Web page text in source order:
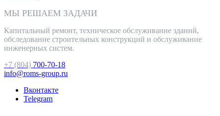
МЫ РЕШАЕМ ЗАДАЧИ
Капитальный ремонт, техническое обслуживание зданий,
обследование строительных конструкций и обслуживание
инженерных систем.
+7 (804) 700-70-18
info@roms-group.ru
Вконтакте
Telegram